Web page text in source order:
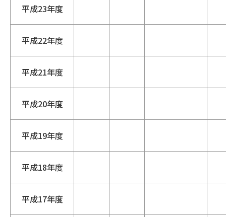
平成23年度
平成22年度
平成21年度
平成20年度
平成19年度
平成18年度
平成17年度